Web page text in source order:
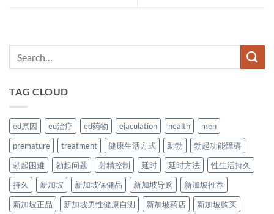
TAG CLOUD
ed原因 ed治疗 ed药物 ejaculation health
men
premature
treatment 健康生活方式 助勃
勃起功能障碍
勃起困难
勃起问题 射精控制 延时 延时方法
性生活持久
持久
新加坡 新加坡保健品 新加坡导购
新加坡推荐
新加坡正品
新加坡男性健康自测 新加坡药店
新加坡购买